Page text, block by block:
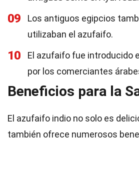
09
Los antiguos egipcios
utilizaban el azufaifo.
10
El azufaifo fue introducido
por los comerciantes
Beneficios para la
El azufaifo indio no solo es
también ofrece numerosos